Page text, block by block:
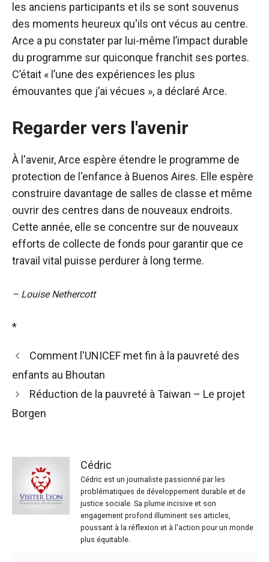
les anciens participants et ils se sont souvenus
des moments heureux qu'ils ont vécus au centre.
Arce a pu constater par lui-même l’impact durable
du programme sur quiconque franchit ses portes.
C’était « l’une des expériences les plus
émouvantes que j’ai vécues », a déclaré Arce.
Regarder vers l'avenir
À l'avenir, Arce espère étendre le programme de
protection de l'enfance à Buenos Aires. Elle espère
construire davantage de salles de classe et même
ouvrir des centres dans de nouveaux endroits.
Cette année, elle se concentre sur de nouveaux
efforts de collecte de fonds pour garantir que ce
travail vital puisse perdurer à long terme.
– Louise Nethercott
*
Comment l'UNICEF met fin à la pauvreté des
enfants au Bhoutan
Réduction de la pauvreté à Taiwan – Le projet
Borgen
Cédric
Cédric est un journaliste passionné par les
problématiques de développement durable et de
justice sociale. Sa plume incisive et son
engagement profond illuminent ses articles,
poussant à la réflexion et à l'action pour un monde
plus équitable.